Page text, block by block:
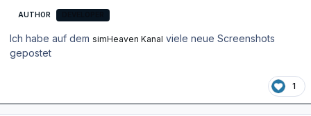
AUTHOR
Ich habe auf dem simHeaven Kanal viele neue Screenshots
gepostet
1